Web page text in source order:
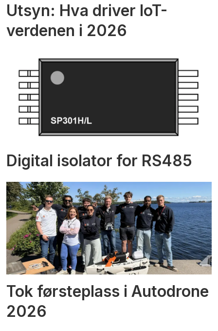
Utsyn: Hva driver IoT-
verdenen i 2026
Digital isolator for RS485
Tok førsteplass i Autodrone
2026